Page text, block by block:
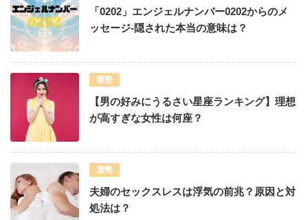
「0202」エンジェルナンバー0202からのメ
ッセージ-隠された本当の意味は？
運勢
【男の好みにうるさい星座ランキング】理想
が高すぎな女性は何座？
運勢
夫婦のセックスレスは浮気の前兆？原因と対
処法は？